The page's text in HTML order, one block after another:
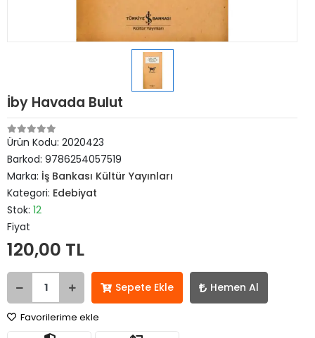
İby Havada Bulut
Ürün Kodu: 2020423
Barkod: 9786254057519
Marka: İş Bankası Kültür Yayınları
Kategori: Edebiyat
Stok: 12
Fiyat
120,00 TL
Sepete Ekle Hemen Al
Favorilerime ekle